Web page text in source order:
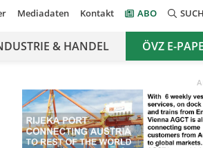
Mediadaten Kontakt ABO
& HANDEL ÖVZ E-